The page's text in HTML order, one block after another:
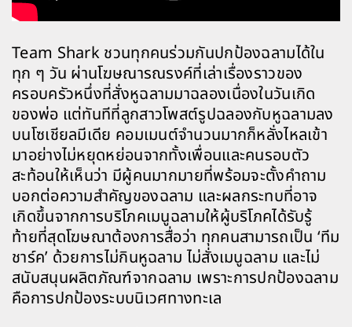
Team Shark ชวนทุกคนร่วมกันปกป้องฉลามได้ใน
ทุก ๆ วัน ผ่านโฆษณารณรงค์ที่เล่าเรื่องราวของ
ครอบครัวหนึ่งที่สั่งหูฉลามมาฉลองเนื่องในวันเกิด
ของพ่อ แต่ทันทีที่ลูกสาวโพสต์รูปฉลองกับหูฉลามลง
บนโซเชียลมีเดีย คอมเมนต์จำนวนมากก็หลั่งไหลเข้า
มาอย่างไม่หยุดหย่อนจากทั้งเพื่อนและคนรอบตัว
สะท้อนให้เห็นว่า มีผู้คนมากมายที่พร้อมจะตั้งคำถาม
บอกต่อความสำคัญของฉลาม และผลกระทบที่อาจ
เกิดขึ้นจากการบริโภคเมนูฉลามให้ผู้บริโภคได้รับรู้
ท้ายที่สุดโฆษณาต้องการสื่อว่า ทุกคนสามารถเป็น ‘ทีม
ชาร์ค’ ด้วยการไม่กินหูฉลาม ไม่สั่งเมนูฉลาม และไม่
สนับสนุนผลิตภัณฑ์จากฉลาม เพราะการปกป้องฉลาม
คือการปกป้องระบบนิเวศทางทะเล